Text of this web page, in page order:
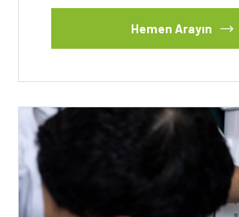
Hemen Arayın